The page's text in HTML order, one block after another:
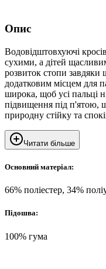
Опис
Водовідштовхуючі
сухими, а дітей
розвиток стопи завдяки
додатковим місцем для
широка, щоб усі пальці
підвищення під п'ятою,
природну стійку та
Читати більше
Основний матеріал:
66% поліестер, 34%
Підошва:
100% гума